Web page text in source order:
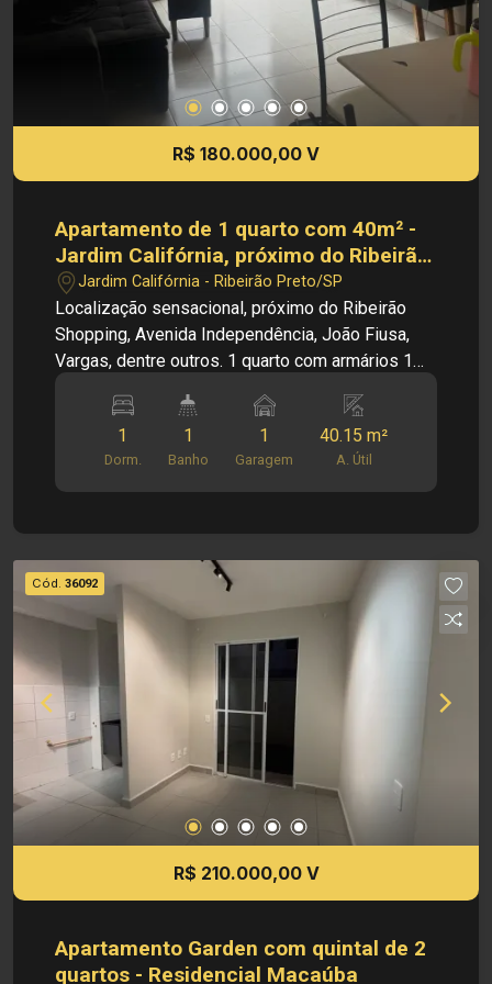
escolas, universidades, comércios e diversos
serviços, além de oferecer fácil acesso às
principais avenidas da cidade. INVESTIMENTO
Sônia & Ramalho. Para além de negócios
imobiliários, tradição, inovação e exclusividade!
Obs.: A imobiliária se reserva ao direito de alterar
dados e disponibilidade de seus imóveis, sem
aviso prévio.
R$ 180.000,00 V
Apartamento de 1 quarto com 40m² -
Jardim Califórnia, próximo do Ribeirão
Shopping
Jardim Califórnia - Ribeirão Preto/SP
Localização sensacional, próximo do Ribeirão
Shopping, Avenida Independência, João Fiusa,
Vargas, dentre outros. 1 quarto com armários 1
gabinete 1 cozinha com armários 1 lavanderia 1
vaga de garagem Prédio pequeno Apartamento
no terceiro andar (escada) Valor do condomínio
incluso água e gás Investimento de venda:
aos valores, dados e disponibilidade de seus
imóveis, sem aviso prévio.
1
Dorm.
1
Banho
1
Garagem
40.15 m²
A. Útil
Cód. 36092
R$ 210.000,00 V
Apartamento Garden com quintal de 2
quartos - Residencial Macaúba